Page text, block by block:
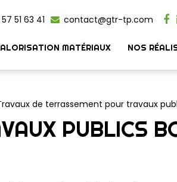
51 63 41 contact@gtr-tp.com
MATÉRIAUX NOS
de terrassement pour travaux
PUBLICS